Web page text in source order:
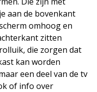
aan de bovenkant
omhoog en
zitten
die zorgen dat
kan worden
een deel van de tv
of info over